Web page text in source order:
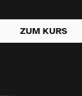
ZUM KURS